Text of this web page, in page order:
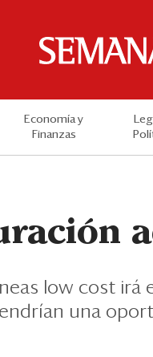
Economía y
Finanzas
low cost irá
una